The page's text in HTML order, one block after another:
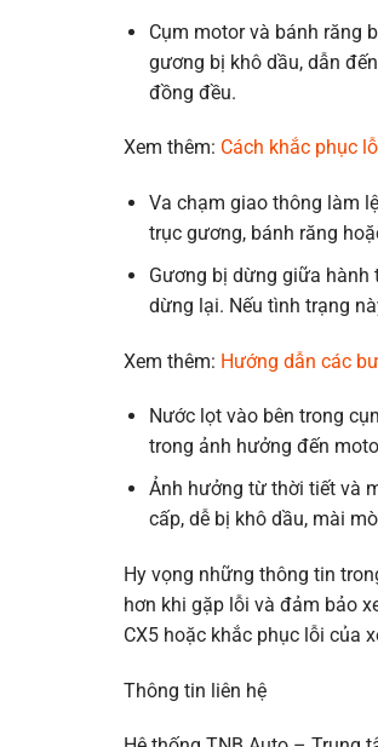
Cụm motor và bánh răng
gương bị khô dầu, dẫn
đồng đều.
Xem thêm: Cách khắc phục
Va chạm giao thông làm
trục gương, bánh răng
Gương bị dừng giữa hành
dừng lại. Nếu tình trạng
Xem thêm: Hướng dẫn các
Nước lọt vào bên trong
trong ảnh hưởng đến
Ảnh hưởng từ thời tiết và
cấp, dễ bị khô dầu, mài
Hy vọng những thông tin
hơn khi gặp lỗi và đảm bảo
CX5 hoặc khắc phục lỗi của
Thông tin liên hệ